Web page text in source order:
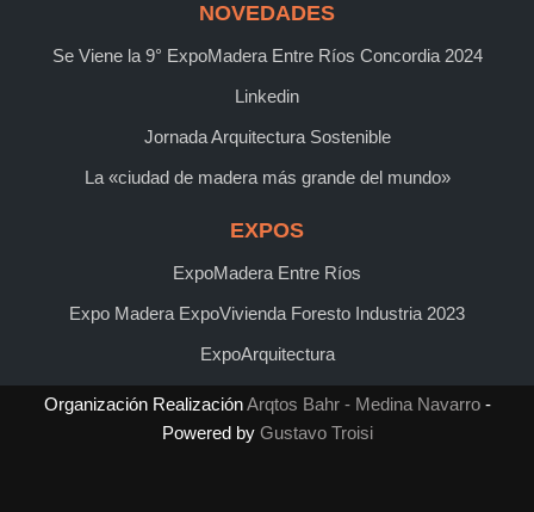
NOVEDADES
Se Viene la 9° ExpoMadera Entre Ríos Concordia 2024
Linkedin
Jornada Arquitectura Sostenible
La «ciudad de madera más grande del mundo»
EXPOS
ExpoMadera Entre Ríos
Expo Madera ExpoVivienda Foresto Industria 2023
ExpoArquitectura
Organización RealizaciónArqtos Bahr - Medina Navarro-
Powered by Gustavo Troisi